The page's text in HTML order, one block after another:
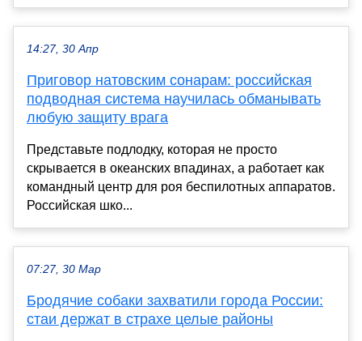
14:27, 30 Апр
Приговор натовским сонарам: российская
подводная система научилась обманывать
любую защиту врага
Представьте подлодку, которая не просто
скрывается в океанских впадинах, а работает как
командный центр для роя беспилотных аппаратов.
Российская шко...
07:27, 30 Мар
Бродячие собаки захватили города России:
стаи держат в страхе целые районы